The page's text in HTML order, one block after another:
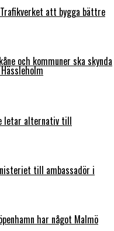
att bygga bättre
och kommuner ska skynda
letar alternativ till
till ambassadör i
har något Malmö